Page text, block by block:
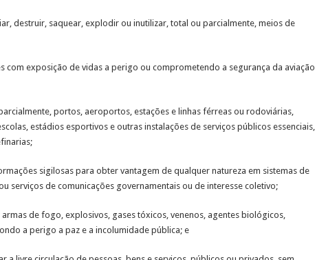
destruir, saquear, explodir ou inutilizar, total ou parcialmente, meios de
com exposição de vidas a perigo ou comprometendo a segurança da aviação
portos, aeroportos, estações e linhas férreas ou rodoviárias,
estádios esportivos e outras instalações de serviços públicos essenciais,
sigilosas para obter vantagem de qualquer natureza em sistemas de
serviços de comunicações governamentais ou de interesse coletivo;
de fogo, explosivos, gases tóxicos, venenos, agentes biológicos,
a perigo a paz e a incolumidade pública; e